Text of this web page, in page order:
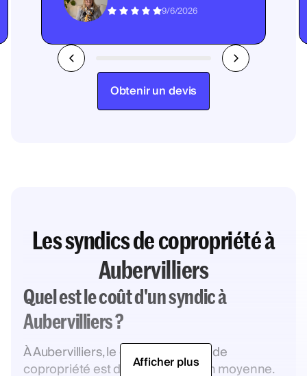
9/6/2026
Obtenir un devis
Les syndics de copropriété à
Aubervilliers
Quel est le coût d'un syndic à
Aubervilliers ?
À Aubervilliers, le coût d'un syndic de
copropriété est de 231€ par lot en moyenne.
Afficher plus